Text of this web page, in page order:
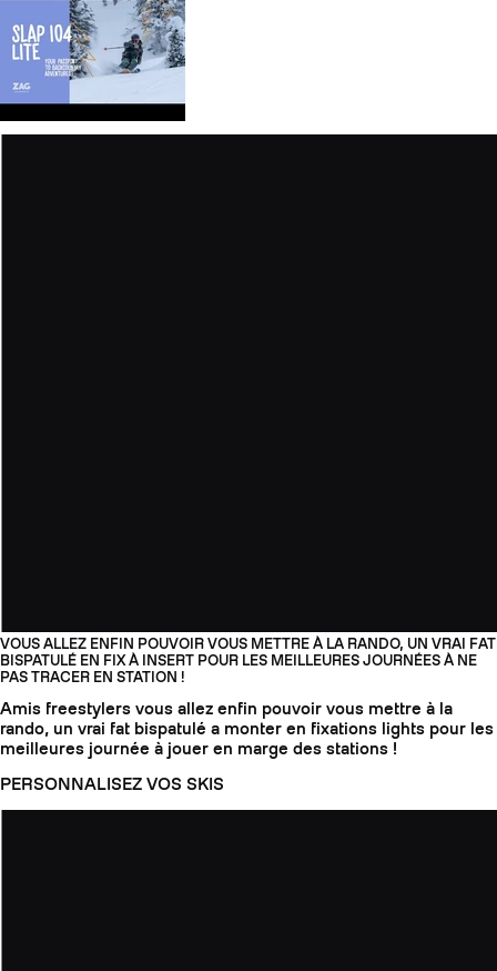
VOUS ALLEZ ENFIN POUVOIR VOUS METTRE À LA RANDO, UN VRAI FAT
BISPATULÉ EN FIX À INSERT POUR LES MEILLEURES JOURNÉES À NE
PAS TRACER EN STATION !
Amis freestylers vous allez enfin pouvoir vous mettre à la
rando, un vrai fat bispatulé a monter en fixations lights pour les
meilleures journée à jouer en marge des stations !
PERSONNALISEZ VOS SKIS